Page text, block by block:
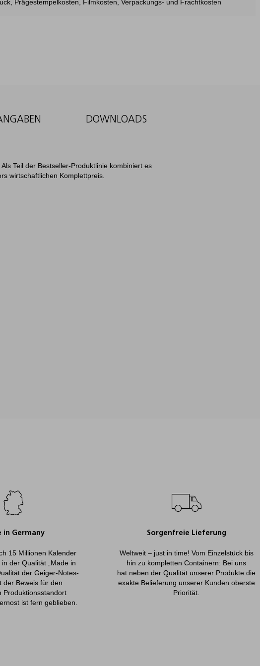
Prägestempelkosten, Filmkosten, Verpackungs- und Frachtkosten
DOWNLOADS
Teil der Bestseller-Produktlinie kombiniert es
wirtschaftlichen Komplettpreis.
in Germany
15 Millionen Kalender
der Qualität „Made in
der Geiger-Notes-
der Beweis für den
Produktionsstandort
ist fern geblieben.
Sorgenfreie Lieferung
Weltweit – just in time! Vom Einzelstück bis
hin zu kompletten Containern: Bei uns
hat neben der Qualität unserer Produkte die
exakte Belieferung unserer Kunden oberste
Priorität.